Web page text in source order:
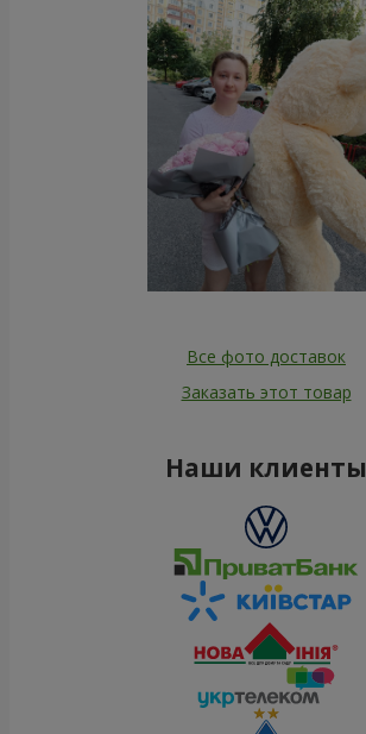
Все фото доставок
Заказать этот товар
Наши клиенты